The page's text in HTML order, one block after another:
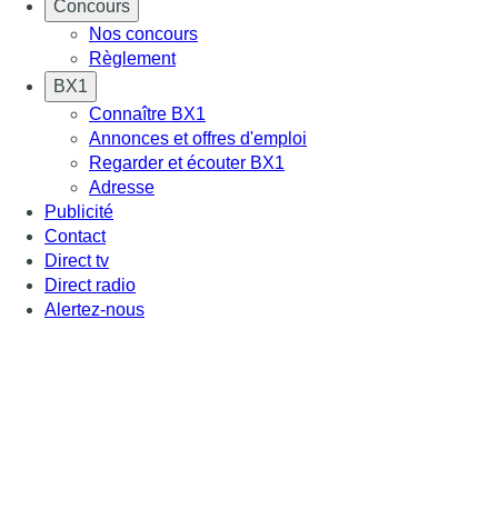
Concours
Nos concours
Règlement
BX1
Connaître BX1
Annonces et offres d'emploi
Regarder et écouter BX1
Adresse
Publicité
Contact
Direct tv
Direct radio
Alertez-nous